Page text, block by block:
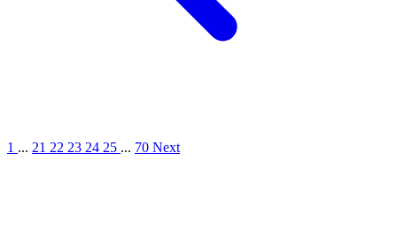
1 ... 21 22 23 24 25 ... 70 Next